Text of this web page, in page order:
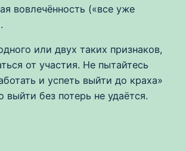
вовлечённость («все уже
или двух таких признаков,
от участия. Не пытайтесь
и успеть выйти до краха»
без потерь не удаётся.